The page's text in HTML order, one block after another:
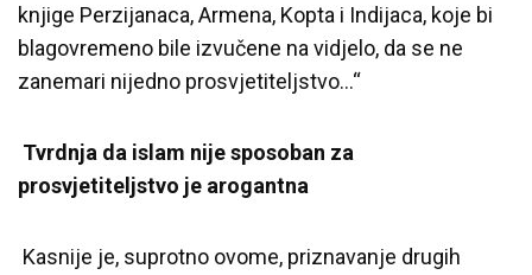
knjige Perzijanaca, Armena, Kopta i Indijaca, koje bi
blagovremeno bile izvučene na vidjelo, da se ne
zanemari nijedno prosvjetiteljstvo…“
Tvrdnja da islam nije sposoban za
prosvjetiteljstvo je arogantna
Kasnije je, suprotno ovome, priznavanje drugih